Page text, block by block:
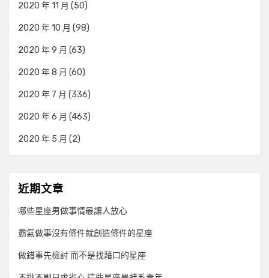
2020 年 11 月 (50)
2020 年 10 月 (98)
2020 年 9 月 (63)
2020 年 8 月 (60)
2020 年 7 月 (336)
2020 年 6 月 (463)
2020 年 5 月 (2)
近期文章
哪些星座男做事情最讓人放心
霸氣做事沒有條件就創造條件的星座
做錯事先檢討 而不是找藉口的星座